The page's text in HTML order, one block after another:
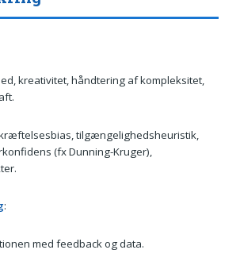
kreativitet, håndtering af kompleksitet,
tilgængelighedsheuristik,
(fx Dunning-Kruger),
:
med feedback og data.